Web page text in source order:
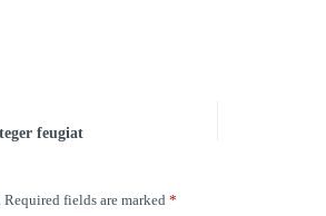
feugiat
Required fields are marked *